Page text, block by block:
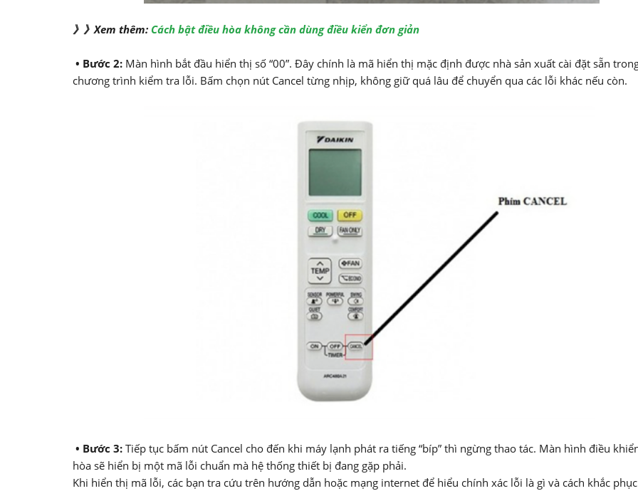
》》Xem thêm: Cách bật điều hòa không cần dùng điều kiển đơn giản
• Bước 2: Màn hình bắt đầu hiển thị số “00”. Đây chính là mã hiển thị mặc định được nhà sản xuất cài đặt sẵn
chương trình kiểm tra lỗi. Bấm chọn nút Cancel từng nhịp, không giữ quá lâu để chuyển qua các lỗi khác nếu còn.
• Bước 3: Tiếp tục bấm nút Cancel cho đến khi máy lạnh phát ra tiếng “bíp” thì ngừng thao tác. Màn hình điều
hòa sẽ hiển bị một mã lỗi chuẩn mà hệ thống thiết bị đang gặp phải.
Khi hiển thị mã lỗi, các bạn tra cứu trên hướng dẫn hoặc mạng internet để hiểu chính xác lỗi là gì và cách khắc